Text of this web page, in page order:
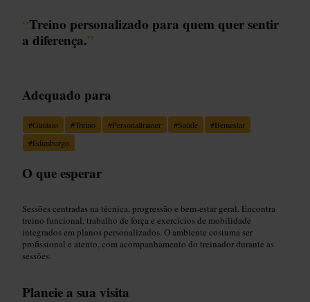
“Treino personalizado para quem quer sentir
a diferença.”
Adequado para
#Ginásio #Treino #Personaltrainer #Saúde #Bemestar
#Edimburgo
O que esperar
Sessões centradas na técnica, progressão e bem-estar geral. Encontra
treino funcional, trabalho de força e exercícios de mobilidade
integrados em planos personalizados. O ambiente costuma ser
profissional e atento, com acompanhamento do treinador durante as
sessões.
Planeie a sua visita